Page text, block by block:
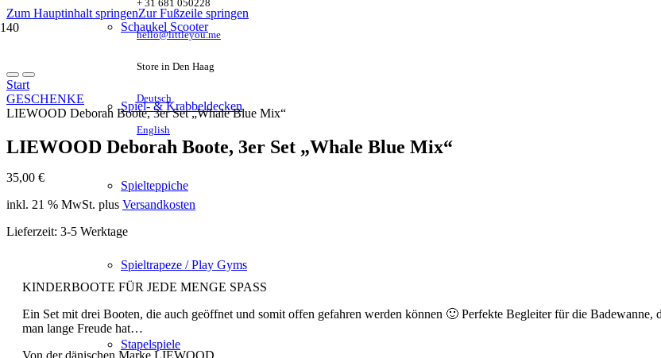
Zum Hauptinhalt springenZur Fußzeile springen
+ 31 681 050228
hello@littleyou.me
Store in Den Haag
Deutsch
English
Schaukel Scooter
Spiel- & Krabbeldecken
Spielteppiche
Spieltrapeze / Play Gyms
Stapelspiele
Start
GESCHENKE
LIEWOOD Deborah Boote, 3er Set „Whale Blue Mix“
LIEWOOD Deborah Boote, 3er Set „Whale Blue Mix“
35,00 €
inkl. 21 % MwSt. plus Versandkosten
Lieferzeit: 3-5 Werktage
KINDERBOOTE FÜR JEDE MENGE SPASS
Ein Set mit drei Booten, die auch geöffnet und somit offen gefahren werden können 🙂 Perfekte Begleiter für die Badewanne,
man lange Freude hat…
Von der dänischen Marke LIEWOOD.